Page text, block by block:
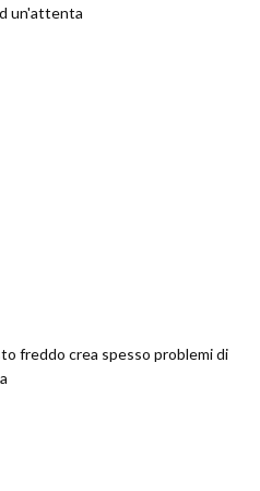
un'attenta
freddo crea spesso problemi di